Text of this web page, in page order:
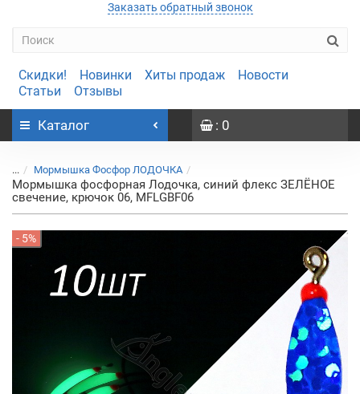
Заказать обратный звонок
Скидки! Новинки Хиты продаж
Новости
Статьи
Отзывы
Каталог : 0
... Мормышка Фосфор ЛОДОЧКА
Мормышка фосфорная Лодочка, синий флекс ЗЕЛЁНОЕ
свечение, крючок 06, MFLGBF06
- 5%